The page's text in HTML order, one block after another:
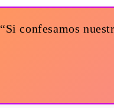
“Si confesamos